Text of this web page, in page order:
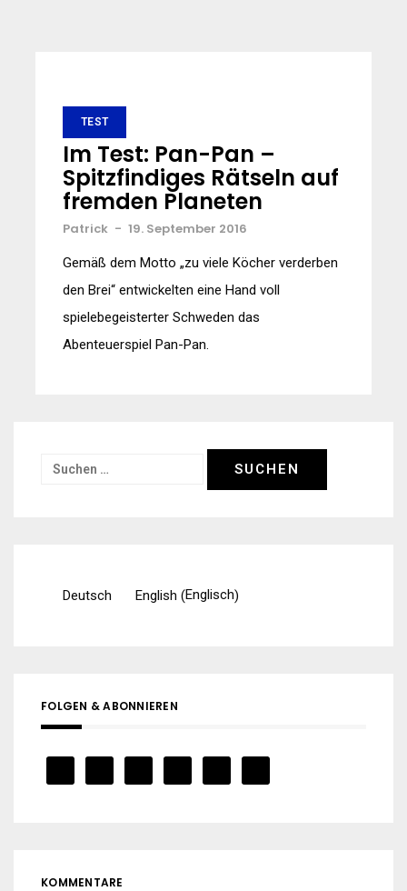
TEST
Im Test: Pan-Pan –
Spitzfindiges Rätseln auf
fremden Planeten
Patrick - 19. September 2016
Gemäß dem Motto „zu viele Köcher verderben
den Brei“ entwickelten eine Hand voll
spielebegeisterter Schweden das
Abenteuerspiel Pan-Pan.
Suchen
Deutsch English (Englisch)
FOLGEN & ABONNIEREN
KOMMENTARE